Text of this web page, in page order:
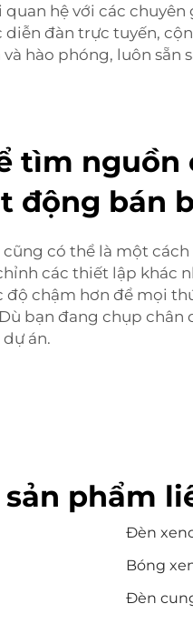
hệ với các
diễn đàn trực tuyến,
hào phóng, luôn sẵn
tìm
động bán
có thể là một
các thiết lập khác
chậm hơn để mọi
bạn đang chụp
án.
phẩm
Đèn
Bóng
Đèn